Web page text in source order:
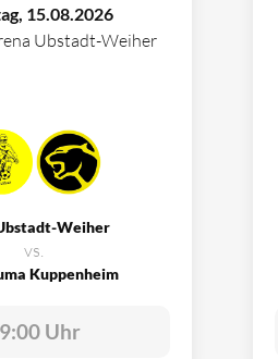
15.08.2026
Ubstadt-Weiher
Weiher
vs.
Kuppenheim
Uhr